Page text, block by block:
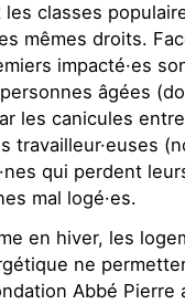
classes
mêmes droits.
impacté·es
âgées
les canicules
travailleur·euses
qui perdent
mal logé·es.
en hiver, les
ne
Abbé Pierre